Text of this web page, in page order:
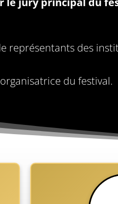
représentants des
du festival.